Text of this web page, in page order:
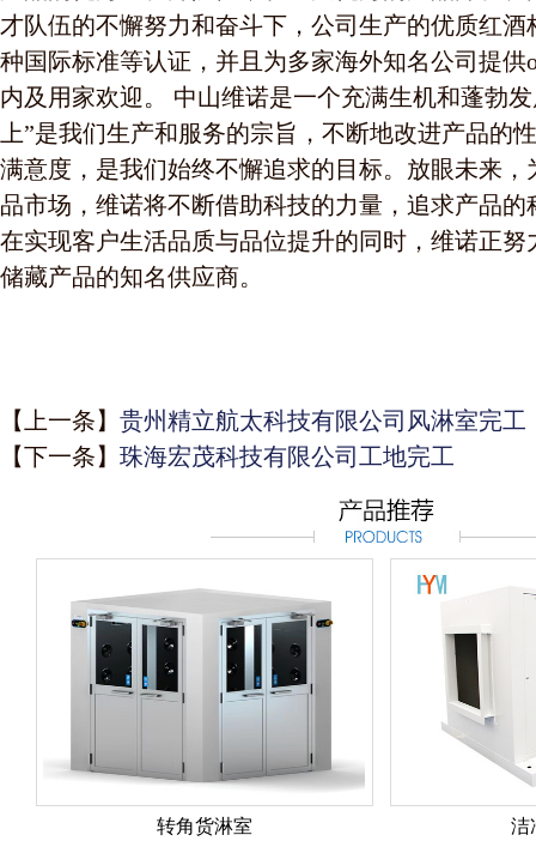
才队伍的不懈努力和奋斗下，公司生产的优质红
种国际标准等认证，并且为多家海外知名公司提供
内及用家欢迎。 中山维诺是一个充满生机和蓬勃
上”是我们生产和服务的宗旨，不断地改进产品的
满意度，是我们始终不懈追求的目标。放眼未来
品市场，维诺将不断借助科技的力量，追求产品
在实现客户生活品质与品位提升的同时，维诺正
储藏产品的知名供应商。
【上一条】 贵州精立航太科技有限公司风淋室完工
【下一条】 珠海宏茂科技有限公司工地完工
转角货淋室 洁